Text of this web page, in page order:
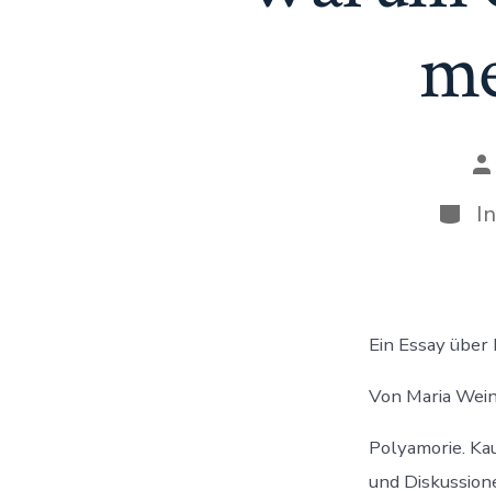
In
Ein Essay
Von Maria
Polyamorie.
und